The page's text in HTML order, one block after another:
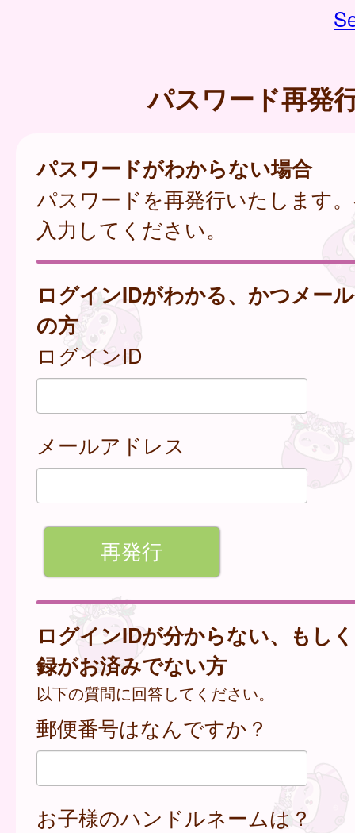
パスワード再発
パスワードがわからない場合
パスワードを再発行いたします
入力してください。
ログインIDがわかる、かつメー
の方
ログインID
メールアドレス
ログインIDが分からない、もし
録がお済みでない方
以下の質問に回答してください。
郵便番号はなんですか？
お子様のハンドルネームは？